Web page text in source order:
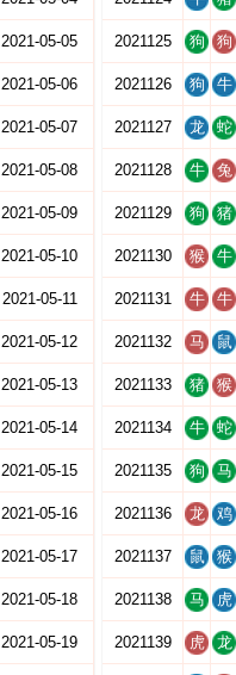
2021-05-05
2021-05-06
2021-05-07
2021-05-08
2021-05-09
2021-05-10
2021-05-11
2021-05-12
2021-05-13
2021-05-14
2021-05-15
2021-05-16
2021-05-17
2021-05-18
2021-05-19
2021125 狗 狗
2021126 狗 牛
2021127 龙 蛇
2021128 牛 兔
2021129 狗 猪
2021130 猴 牛
2021131 牛 牛
2021132 马 鼠
2021133 猪 猴
2021134 牛 蛇
2021135 狗 马
2021136 龙 鸡
2021137 鼠 猴
2021138 马 虎
2021139 虎 龙